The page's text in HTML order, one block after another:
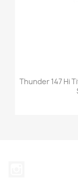
Thunder 147 Hi